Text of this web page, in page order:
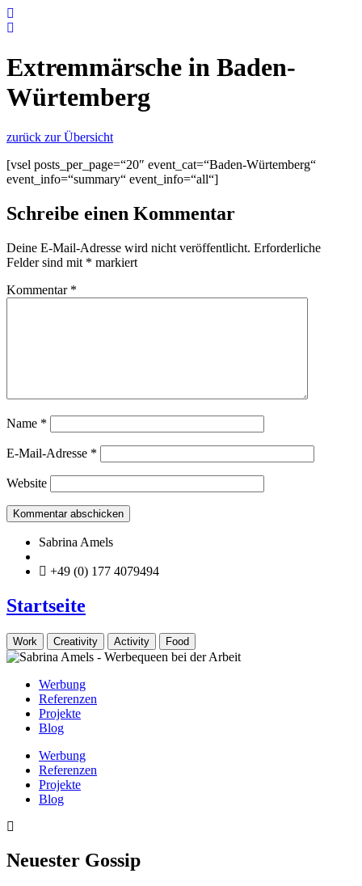
Zum
Inhalt
Extremmärsche in Baden-
Würtemberg
zurück zur Übersicht
[vsel posts_per_page=“20″ event_cat=“Baden-Würtemberg“
event_info=“summary“ event_info=“all“]
Schreibe einen Kommentar
Deine E-Mail-Adresse wird nicht veröffentlicht. Erforderliche
Felder sind mit * markiert
Kommentar *
Name *
E-Mail-Adresse *
Website
Sabrina Amels
+49 (0) 177 4079494
Startseite
Work Creativity Activity Food
Werbung
Referenzen
Projekte
Blog
Werbung
Referenzen
Projekte
Blog
Neuester Gossip